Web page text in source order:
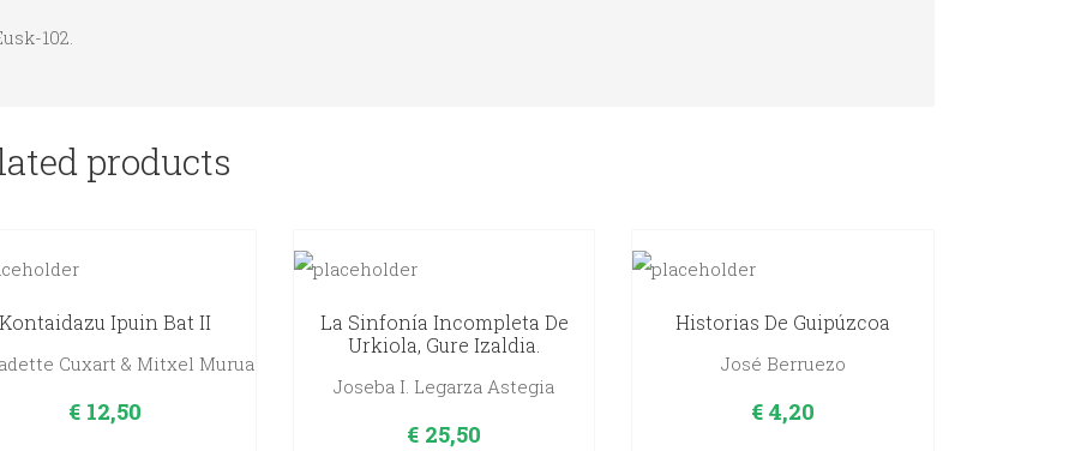
102.
products
Kontaidazu Ipuin Bat II
Cuxart & Mitxel Murua
€ 12,50
La Sinfonía Incompleta De
Urkiola, Gure Izaldia.
Joseba I. Legarza Astegia
€ 25,50
Historias De Guipúzcoa
José Berruezo
€ 4,20